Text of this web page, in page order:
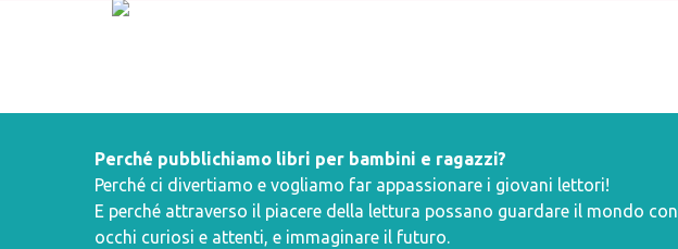
Perché pubblichiamo libri per bambini e ragazzi?
Perché ci divertiamo e vogliamo far appassionare i giovani lettori!
E perché attraverso il piacere della lettura possano guardare il mondo con
occhi curiosi e attenti, e immaginare il futuro.